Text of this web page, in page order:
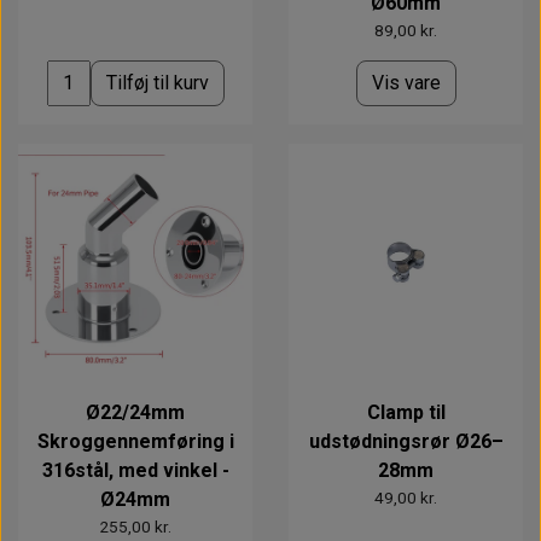
Tilføj til kurv
89,00 kr.
Vis vare
Ø22/24mm
Skroggennemføring i
316stål, med vinkel -
Ø24mm
255,00 kr.
Clamp til
udstødningsrør Ø26–
28mm
49,00 kr.